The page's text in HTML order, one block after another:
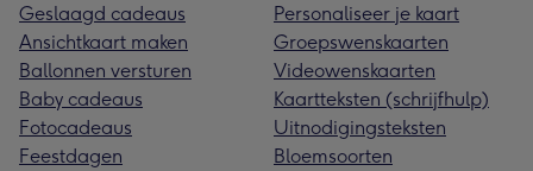
Geslaagd cadeaus
Ansichtkaart maken
Ballonnen versturen
Baby cadeaus
Fotocadeaus
Feestdagen
Personaliseer je kaart
Groepswenskaarten
Videowenskaarten
Kaartteksten (schrijfhulp)
Uitnodigingsteksten
Bloemsoorten